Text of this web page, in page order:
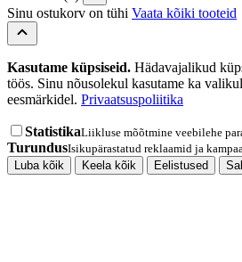
Sinu ostukorv on tühi Vaata kõiki tooteid
Kasutame küpsiseid. Hädavajalikud
töös. Sinu nõusolekul kasutame ka
eesmärkidel. Privaatsuspoliitika
StatistikaLiikluse mõõtmine veebilehe
TurundusIsikupärastatud reklaamid ja
Luba kõik
Keela kõik Eelistused